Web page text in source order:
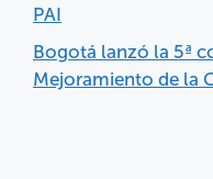
PAI
Bogotá lanzó la 5ª
Mejoramiento de la